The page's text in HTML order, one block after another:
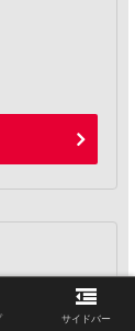
サイドバー